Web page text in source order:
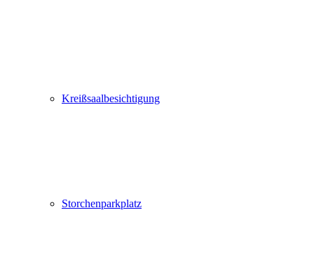
Kreißsaalbesichtigung
Storchenparkplatz